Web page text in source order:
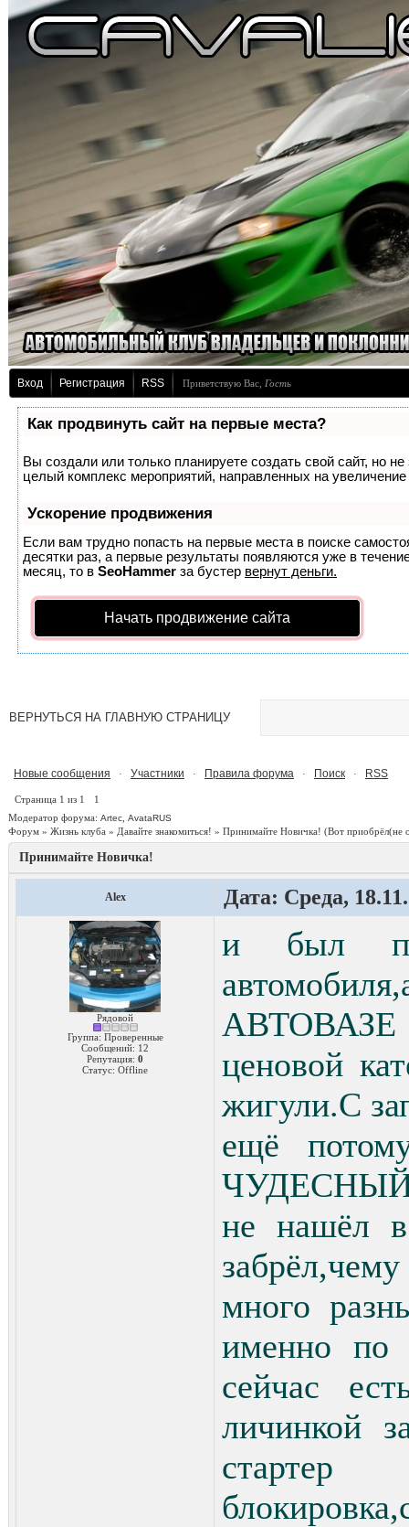
Вход Регистрация RSS Приветствую Вас Гость
Как продвинуть сайт на первые места?
Вы создали или только планируете создать свой сайт, но
целый комплекс мероприятий, направленных на
Ускорение продвижения
Если вам трудно попасть на первые места в поиске
десятки раз, а первые результаты появляются уже в
месяц, то в SeoHammer за бустер вернут деньги.
Начать продвижение сайта
ВЕРНУТЬСЯ НА ГЛАВНУЮ СТРАНИЦУ
Новые сообщения · Участники · Правила форума · Поиск · RSS
Страница 1 из 1
1
Модератор форума: Artec AvataRUS
Форум » Жизнь клуба » Давайте знакомиться! » Принимайте Новичка! (Вот приобрёл(не
Принимайте Новичка!
Alex Дата: Среда,
Рядовой
Группа: Проверенные
Сообщений: 12
Репутация: 0
Статус: Offline
и был
АВТОВАЗЕ
ценовой
жигули.С
ещё
ЧУДЕСНЫЙ
не нашёл в
много
именно по
сейчас
личинкой